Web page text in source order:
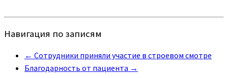
Навигация по записям
← Сотрудники приняли участие в строевом смотре
Благодарность от пациента →